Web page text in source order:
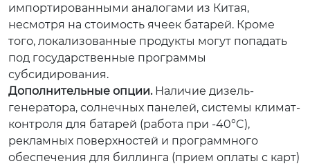
импортированными аналогами из Китая,
несмотря на стоимость ячеек батарей. Кроме
того, локализованные продукты могут попадать
под государственные программы
субсидирования.
Дополнительные опции.Наличие дизель-
генератора, солнечных панелей, системы климат-
контроля для батарей (работа при -40°C),
рекламных поверхностей и программного
обеспечения для биллинга (прием оплаты с карт)